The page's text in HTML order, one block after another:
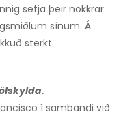
setja þeir nokkrar
sínum. Á
sterkt.
í sambandi við